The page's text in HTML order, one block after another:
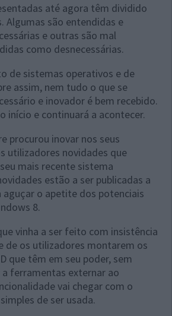
até agora têm dividido
Algumas são entendidas e
e outras são mal
como desnecessárias.
de sistemas operativos e de
assim, nem tudo o que se
e inovador é bem recebido.
início e continuará a acontecer.
procurou inovar nos seus
utilizadores novidades que
mais recente sistema
estão a ser publicadas a
aguçar o apetite dos potenciais
8.
vinha a ser feito com insistência
de os utilizadores montarem os
que têm em seu poder, sem
ferramentas externar ao
vai chegar com o
de ser usada.